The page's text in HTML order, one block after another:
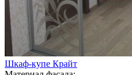
Шкаф-купе Крайт